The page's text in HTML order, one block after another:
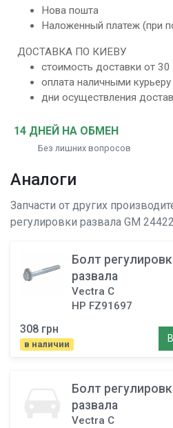
Нова пошта
Наложенный платеж (при
ДОСТАВКА ПО КИЕВУ
стоимость доставки от 30
оплата наличными курьеру
дни осуществления
14 ДНЕЙ НА ОБМЕН
Без лишних вопросов
Аналоги
Запчасти от других
регулировки развала GM
Болт
развала
Vectra C
HP FZ91697
308 грн
в наличии
Болт
развала
Vectra C